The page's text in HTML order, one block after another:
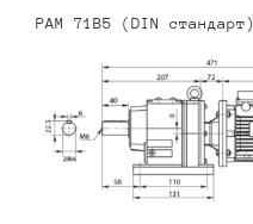
PAM 71B5 (DIN стандарт)